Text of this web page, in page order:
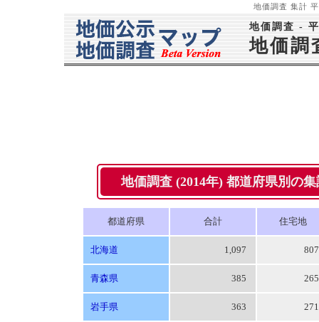
地価調査 集計
地価調査 -
地価調
地価調査 (2014年) 都道府県別の集
都道府県 合計 住宅地
北海道 1,097
青森県 385
岩手県 363